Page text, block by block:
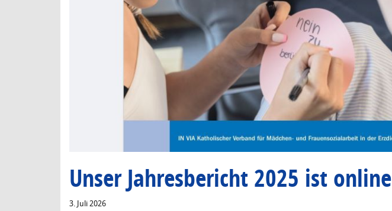
Unser Jahresbericht 2025 ist online
3. Juli 2026